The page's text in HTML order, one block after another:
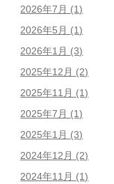
2026年7月 (1)
2026年5月 (1)
2026年1月 (3)
2025年12月 (2)
2025年11月 (1)
2025年7月 (1)
2025年1月 (3)
2024年12月 (2)
2024年11月 (1)